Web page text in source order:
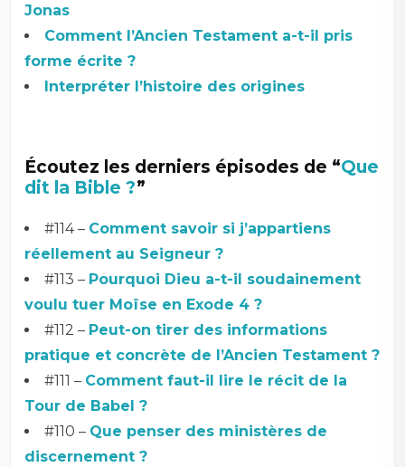
Jonas
Comment l’Ancien Testament a-t-il pris
forme écrite ?
Interpréter l’histoire des origines
Écoutez les derniers épisodes de “Que
dit la Bible ?”
#114 – Comment savoir si j’appartiens
réellement au Seigneur ?
#113 – Pourquoi Dieu a-t-il soudainement
voulu tuer Moïse en Exode 4 ?
#112 – Peut-on tirer des informations
pratique et concrète de l’Ancien Testament ?
#111 – Comment faut-il lire le récit de la
Tour de Babel ?
#110 – Que penser des ministères de
discernement ?